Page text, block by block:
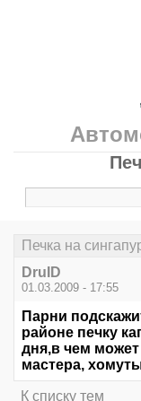
Печка на
DruID
01.03.2009 - 17:55
Парни
районе печку
дня,в чем
мастера,
К списку тем